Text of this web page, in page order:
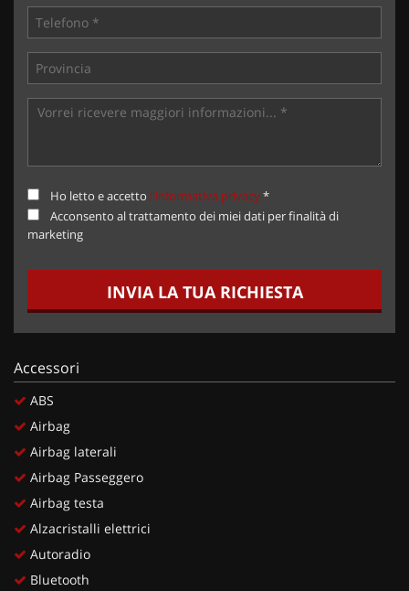
Ho letto e accetto l'informativa privacy*
Acconsento al trattamento dei miei dati per finalità di
marketing
INVIA LA TUA RICHIESTA
Accessori
ABS
Airbag
Airbag laterali
Airbag Passeggero
Airbag testa
Alzacristalli elettrici
Autoradio
Bluetooth